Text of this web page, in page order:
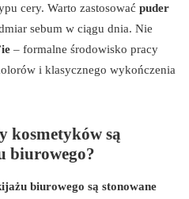
cery. Warto zastosować puder
sebum w ciągu dnia. Nie
– formalne środowisko pracy
i klasycznego wykończenia
kosmetyków są
biurowego?
biurowego są stonowane